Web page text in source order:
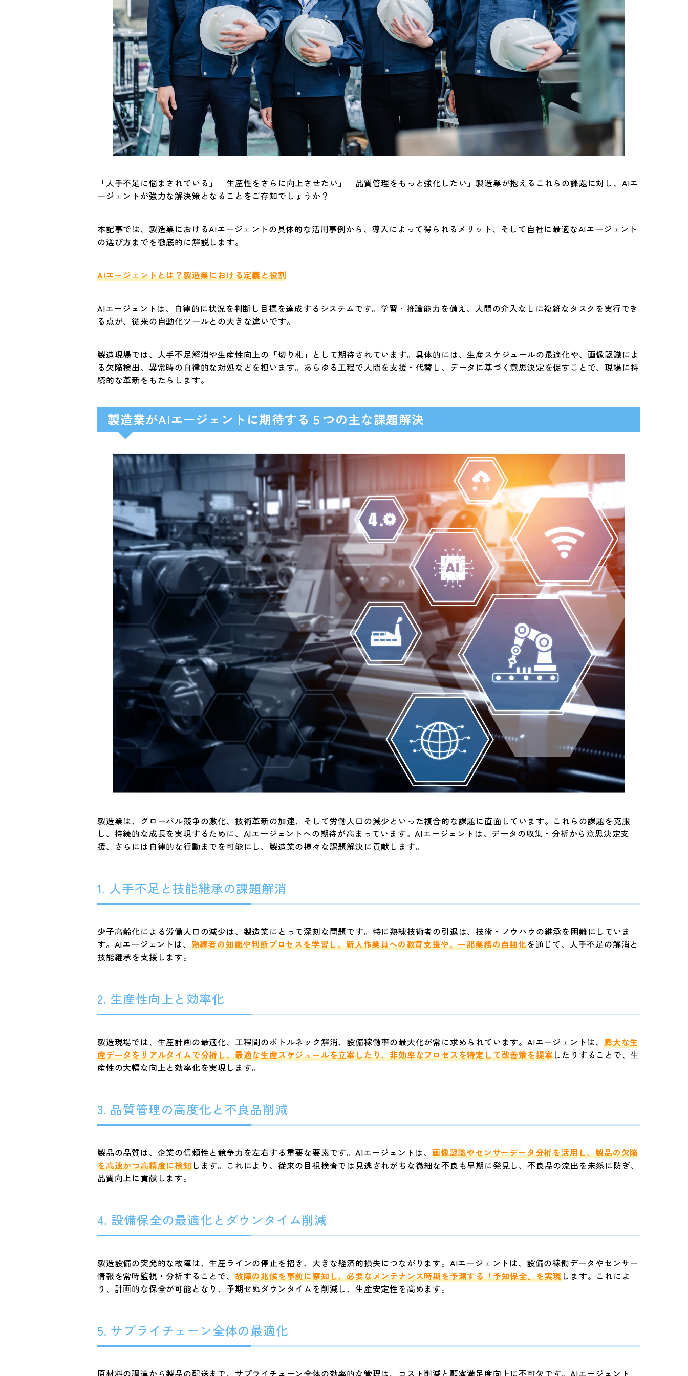
「人手不足に悩まされている」「生産性をさらに向上させたい」「品質管理をもっと強化したい」製造業が抱えるこれらの課題に対し、AIエ
ージェントが強力な解決策となることをご存知でしょうか？
本記事では、製造業におけるAIエージェントの具体的な活用事例から、導入によって得られるメリット、そして自社に最適なAIエージェント
の選び方までを徹底的に解説します。
AIエージェントとは？製造業における定義と役割
AIエージェントは、自律的に状況を判断し目標を達成するシステムです。学習・推論能力を備え、人間の介入なしに複雑なタスクを実行でき
る点が、従来の自動化ツールとの大きな違いです。
製造現場では、人手不足解消や生産性向上の「切り札」として期待されています。具体的には、生産スケジュールの最適化や、画像認識によ
る欠陥検出、異常時の自律的な対処などを担います。あらゆる工程で人間を支援・代替し、データに基づく意思決定を促すことで、現場に持
続的な革新をもたらします。
製造業がAIエージェントに期待する５つの主な課題解決
製造業は、グローバル競争の激化、技術革新の加速、そして労働人口の減少といった複合的な課題に直面しています。これらの課題を克服
し、持続的な成長を実現するために、AIエージェントへの期待が高まっています。AIエージェントは、データの収集・分析から意思決定支
援、さらには自律的な行動までを可能にし、製造業の様々な課題解決に貢献します。
1. 人手不足と技能継承の課題解消
少子高齢化による労働人口の減少は、製造業にとって深刻な問題です。特に熟練技術者の引退は、技術・ノウハウの継承を困難にしていま
す。AIエージェントは、 熟練者の知識や判断プロセスを学習し、新人作業員への教育支援や、一部業務の自動化を通じて、人手不足の解消と
技能継承を支援します。
2. 生産性向上と効率化
製造現場では、生産計画の最適化、工程間のボトルネック解消、設備稼働率の最大化が常に求められています。AIエージェントは、 膨大な生
産データをリアルタイムで分析し、最適な生産スケジュールを立案したり、非効率なプロセスを特定して改善策を提案したりすることで、生
産性の大幅な向上と効率化を実現します。
3. 品質管理の高度化と不良品削減
製品の品質は、企業の信頼性と競争力を左右する重要な要素です。AIエージェントは、 画像認識やセンサーデータ分析を活用し、製品の欠陥
を高速かつ高精度に検知します。これにより、従来の目視検査では見逃されがちな微細な不良も早期に発見し、不良品の流出を未然に防ぎ、
品質向上に貢献します。
4. 設備保全の最適化とダウンタイム削減
製造設備の突発的な故障は、生産ラインの停止を招き、大きな経済的損失につながります。AIエージェントは、設備の稼働データやセンサー
情報を常時監視・分析することで、 故障の兆候を事前に察知し、必要なメンテナンス時期を予測する「予知保全」を実現します。これによ
り、計画的な保全が可能となり、予期せぬダウンタイムを削減し、生産安定性を高めます。
5. サプライチェーン全体の最適化
原材料の調達から製品の配送まで、サプライチェーン全体の効率的な管理は、コスト削減と顧客満足度向上に不可欠です。AIエージェント